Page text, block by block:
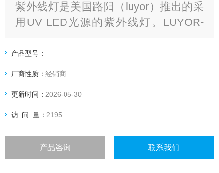
紫外线灯是美国路阳（luyor）推出的采
用UV LED光源的紫外线灯。LUYOR-
池供电轻便，便于携带
产品型号：
厂商性质：经销商
更新时间： 2026-05-30
访 问 量： 2195
产品咨询 联系我们